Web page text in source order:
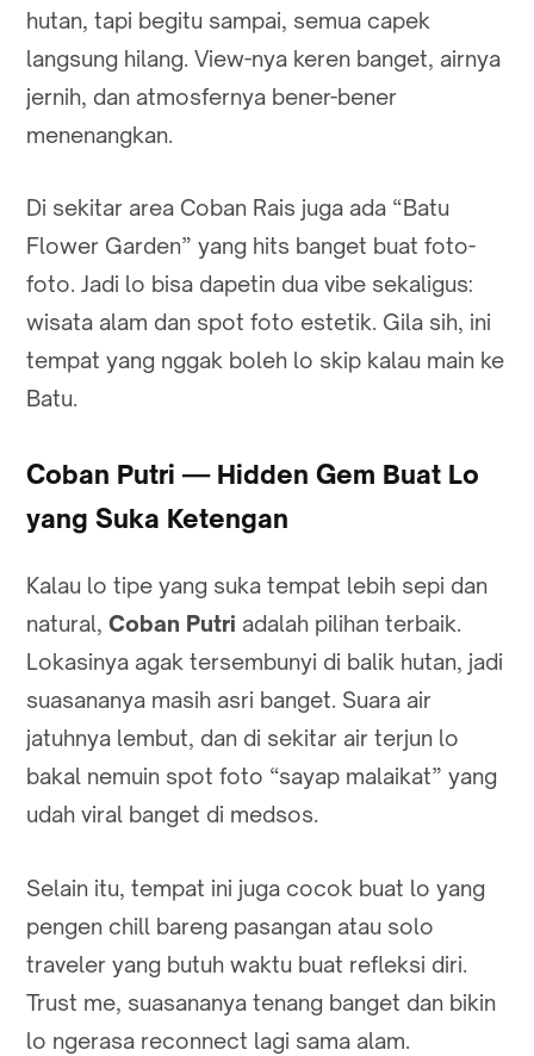
hutan, tapi begitu sampai, semua capek
langsung hilang. View-nya keren banget, airnya
jernih, dan atmosfernya bener-bener
menenangkan.
Di sekitar area Coban Rais juga ada “Batu
Flower Garden” yang hits banget buat foto-
foto. Jadi lo bisa dapetin dua vibe sekaligus:
wisata alam dan spot foto estetik. Gila sih, ini
tempat yang nggak boleh lo skip kalau main ke
Batu.
Coban Putri — Hidden Gem Buat Lo
yang Suka Ketengan
Kalau lo tipe yang suka tempat lebih sepi dan
natural, Coban Putri adalah pilihan terbaik.
Lokasinya agak tersembunyi di balik hutan, jadi
suasananya masih asri banget. Suara air
jatuhnya lembut, dan di sekitar air terjun lo
bakal nemuin spot foto “sayap malaikat” yang
udah viral banget di medsos.
Selain itu, tempat ini juga cocok buat lo yang
pengen chill bareng pasangan atau solo
traveler yang butuh waktu buat refleksi diri.
Trust me, suasananya tenang banget dan bikin
lo ngerasa reconnect lagi sama alam.